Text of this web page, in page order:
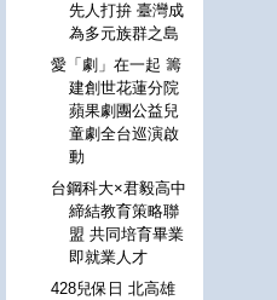
先人打拚 臺灣成
為多元族群之島
愛「劇」在一起 籌
建創世花蓮分院
蘋果劇團公益兒
童劇全台巡演啟
動
台鋼科大×君毅高中
締結教育策略聯
盟 共同培育畢業
即就業人才
428兒保日 北高雄